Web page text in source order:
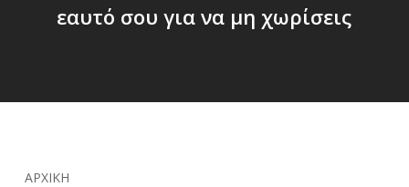
εαυτό σου για να μη χωρίσεις
ΑΡΧΙΚΗ